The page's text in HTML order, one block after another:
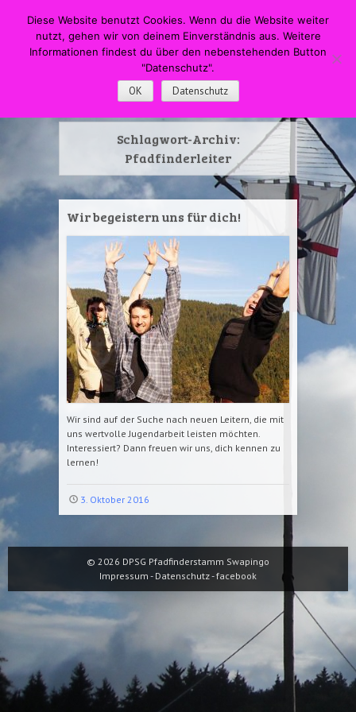
Menü
WECHSELN SIE ZUM INHALT
DPSG Pfadfinderstamm
Swapingo
Schlagwort-Archiv:
Pfadfinderleiter
Wir begeistern uns für dich!
Wir sind auf der Suche nach neuen Leitern, die mit
uns wertvolle Jugendarbeit leisten möchten.
Interessiert? Dann freuen wir uns, dich kennen zu
lernen!
3. Oktober 2016
© 2026 DPSG Pfadfinderstamm Swapingo
Impressum - Datenschutz-facebook
Diese Website benutzt Cookies. Wenn du die Website weiter
nutzt, gehen wir von deinem Einverständnis aus. Weitere
Informationen findest du über den nebenstehenden Button
"Datenschutz".
OK Datenschutz